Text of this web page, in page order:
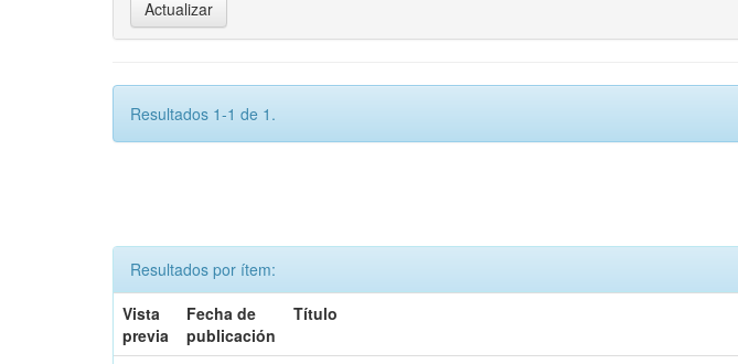
Resultados 1-1 de 1.
Resultados por ítem:
Vista
previa
Fecha de
publicación
Título